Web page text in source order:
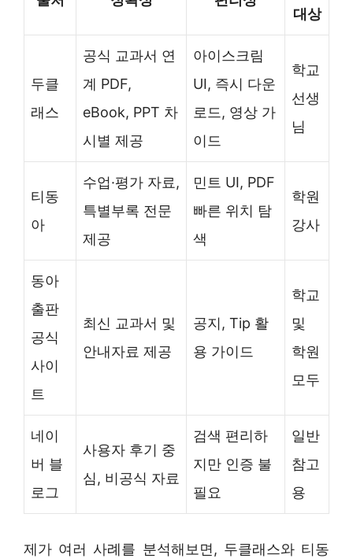
대상
두클
래스
공식 교과서 연
계 PDF,
eBook, PPT 차
시별 제공
아이스크림
UI, 즉시 다운
로드, 영상 가
이드
학교
선생
님
티동
아
수업·평가 자료,
특별부록 전문
제공
민트 UI, PDF
빠른 위치 탐
색
학원
강사
동아
출판
공식
사이
트
최신 교과서 및
안내자료 제공
공지, Tip 활
용 가이드
학교
및
학원
모두
네이
버 블
로그
사용자 후기 중
심, 비공식 자료
검색 편리하
지만 인증 불
필요
일반
참고
용
제가 여러 사례를 분석해보면, 두클래스와 티동